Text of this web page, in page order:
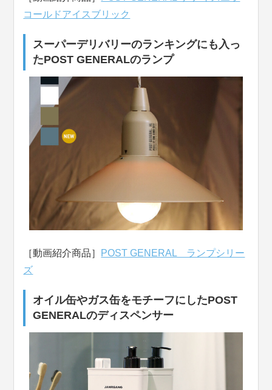
コールドアイスブリック
スーパーデリバリーのランキングにも入っ
たPOST GENERALのランプ
［動画紹介商品］ POST GENERAL ランプシリー
ズ
オイル缶やガス缶をモチーフにしたPOST
GENERALのディスペンサー